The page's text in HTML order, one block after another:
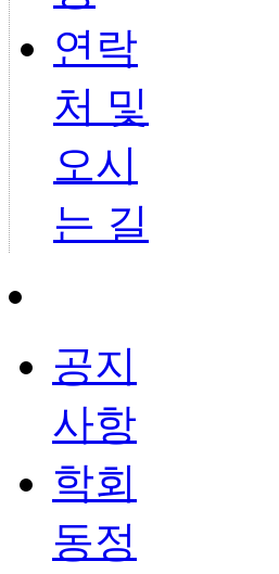
연락
처 및
오시
는 길
공지
사항
학회
동정